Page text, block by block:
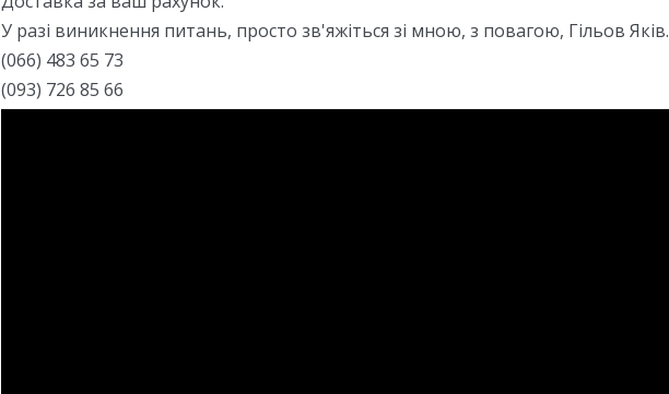
У разі виникнення питань, просто зв'яжіться зі мною, з повагою, Гільов Яків.
(066) 483 65 73
(093) 726 85 66